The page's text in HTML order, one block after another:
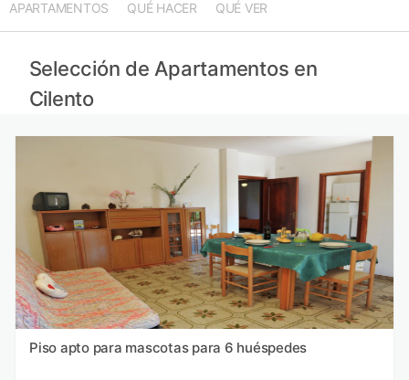
APARTAMENTOS QUÉ HACER QUÉ VER
Selección de Apartamentos en
Cilento
Piso apto para mascotas para 6 huéspedes